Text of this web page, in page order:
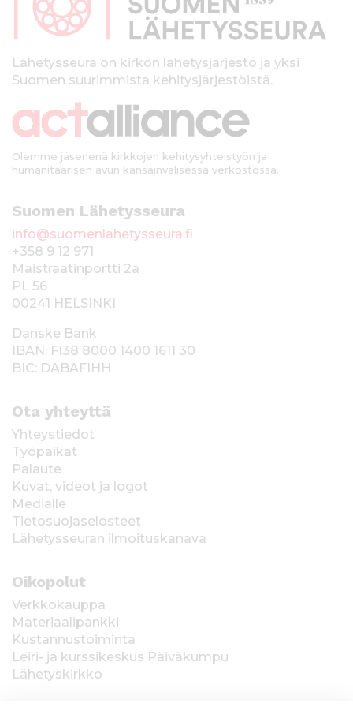
kLähetysseura on kirkon lähetysjärjestö ja yksi
Suomen suurimmista kehitysjärjestöistä.
Olemme jäsenenä kirkkojen kehitysyhteistyön ja
humanitaarisen avun kansainvälisessä verkostossa.
Suomen Lähetysseura
info@suomenlahetysseura.fi
+358 9 12 971
Maistraatinportti 2a
PL 56
00241 HELSINKI
Danske Bank
IBAN: FI38 8000 1400 1611 30
BIC: DABAFIHH
Ota yhteyttä
Yhteystiedot
Työpaikat
Palaute
Kuvat, videot ja logot
Medialle
Tietosuojaselosteet
Lähetysseuran ilmoituskanava
Oikopolut
Verkkokauppa
Materiaalipankki
Kustannustoiminta
Leiri- ja kurssikeskus Päiväkumpu
Lähetyskirkko